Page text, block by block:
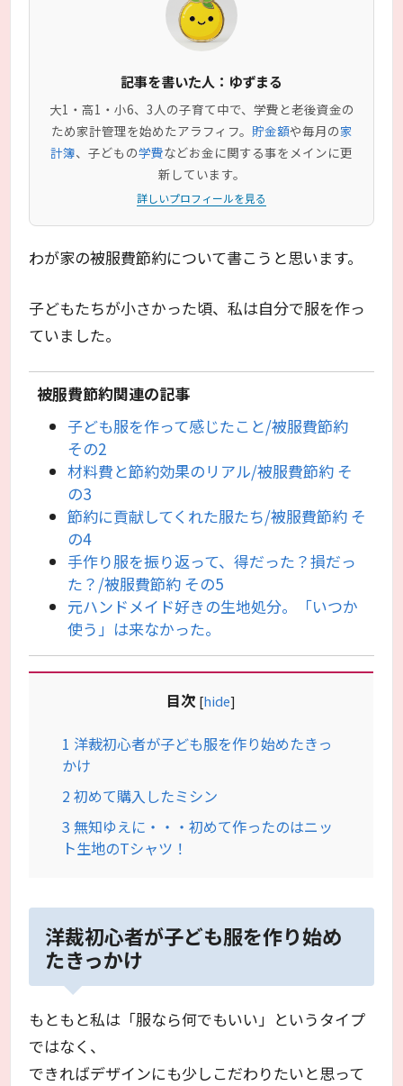
記事を書いた人：ゆずまる
大1・高1・小6、3人の子育て中で、学費と老後資金の
ため家計管理を始めたアラフィフ。 貯金額や毎月の家
計簿、子どもの学費などお金に関する事をメインに更
新しています。
詳しいプロフィールを見る
わが家の被服費節約について書こうと思います。
子どもたちが小さかった頃、私は自分で服を作っ
ていました。
被服費節約関連の記事
子ども服を作って感じたこと/被服費節約
その2
材料費と節約効果のリアル/被服費節約 そ
の3
節約に貢献してくれた服たち/被服費節約 そ
の4
手作り服を振り返って、得だった？損だっ
た？/被服費節約 その5
元ハンドメイド好きの生地処分。「いつか
使う」は来なかった。
目次 [hide]
1 洋裁初心者が子ども服を作り始めたきっ
かけ
2 初めて購入したミシン
3 無知ゆえに・・・初めて作ったのはニッ
ト生地のTシャツ！
洋裁初心者が子ども服を作り始め
たきっかけ
もともと私は「服なら何でもいい」というタイプ
ではなく、
できればデザインにも少しこだわりたいと思って